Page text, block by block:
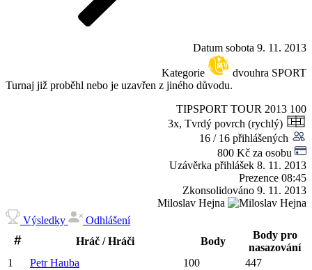
Datum sobota 9. 11. 2013
Kategorie
dvouhra SPORT
Turnaj již proběhl nebo je uzavřen z jiného důvodu.
TIPSPORT TOUR 2013 100
3x, Tvrdý povrch (rychlý)
16 / 16 přihlášených
800 Kč za osobu
Uzávěrka přihlášek 8. 11. 2013
Prezence 08:45
Zkonsolidováno 9. 11. 2013
Miloslav Hejna
Výsledky
Odhlášení
Hráč / Hráči
Body
Body pro
nasazování
1
Petr Hauba 100
447